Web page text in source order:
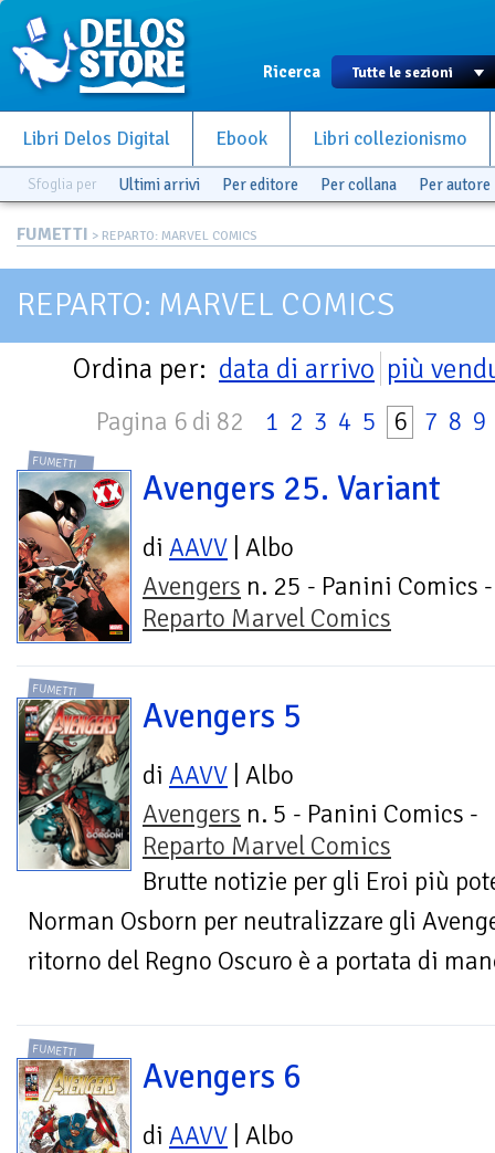
Ricerca
Libri Delos Digital Ebook Libri collezionismo
Sfoglia per Ultimi arrivi Per editore Per collana Per autore
FUMETTI > REPARTO: MARVEL COMICS
REPARTO: MARVEL COMICS
Ordina per: data di arrivo più
Pagina 6 di 82 1 2 3 4 5 6 7 8 9
FUMETTI
Avengers 25. Variant
di AAVV | Albo
Avengers n. 25 - Panini Comics -
Reparto Marvel Comics
FUMETTI
Avengers 5
di AAVV | Albo
Avengers n. 5 - Panini Comics -
Reparto Marvel Comics
Brutte notizie per gli Eroi più
Norman Osborn per neutralizzare gli
ritorno del Regno Oscuro è a portata di
FUMETTI
Avengers 6
di AAVV | Albo